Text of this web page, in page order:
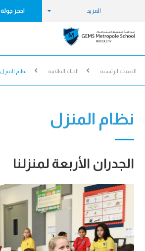
المزيد احجز جولة
الصفحة الرئيسية الحياة الطلابية نظام المنزل
نظام المنزل
الجدران الأربعة لمنزلنا